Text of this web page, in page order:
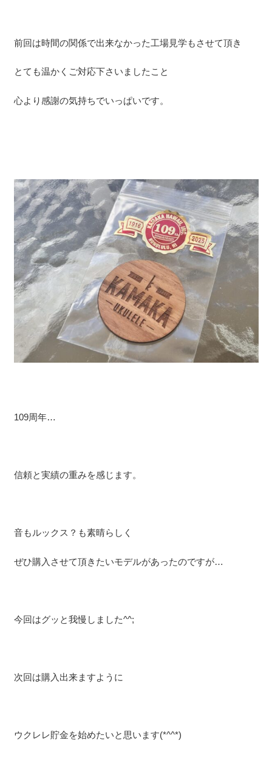
前回は時間の関係で出来なかった工場見学もさせて頂き
とても温かくご対応下さいましたこと
心より感謝の気持ちでいっぱいです。
109周年…
信頼と実績の重みを感じます。
音もルックス？も素晴らしく
ぜひ購入させて頂きたいモデルがあったのですが…
今回はグッと我慢しました^^;
次回は購入出来ますように
ウクレレ貯金を始めたいと思います(*^^*)